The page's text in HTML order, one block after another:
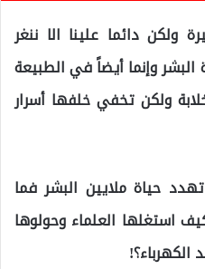
ولكن دائما علينا الا ننغر
وإنما أيضاً في الطبيعة
ولكن تخفي خلفها أسرار
حياة ملايين البشر فما
استغلها العلماء وحولوها
الكهرباء؟!